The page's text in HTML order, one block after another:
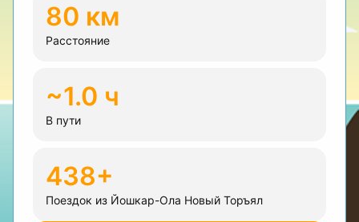
80 км
Расстояние
~1.0 ч
В пути
438+
Поездок из Йошкар-Ола Новый Торъял